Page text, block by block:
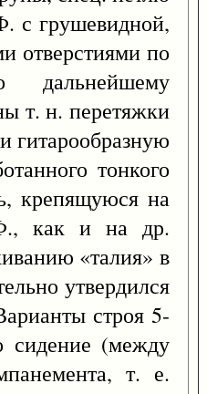
с грушевидной,
отверстиями по
дальнейшему
т. н. перетяжки
гитарообразную
тонкого
крепящуюся на
Ф., как и на др.
«талия» в
утвердился
строя 5-
сидение (между
т. е.